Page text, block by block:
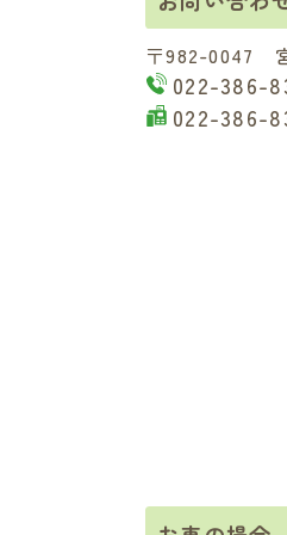
〒982-0047
022-386-
022-386-